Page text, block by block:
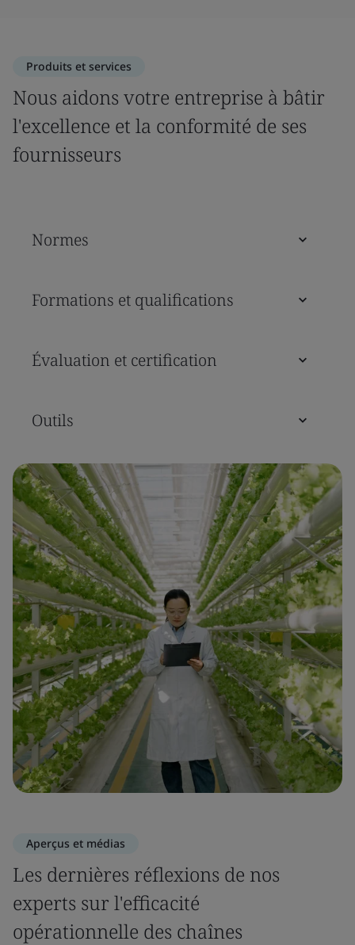
Produits et services
Nous aidons votre entreprise à bâtir
l'excellence et la conformité de ses
fournisseurs
Normes
Formations et qualifications
Évaluation et certification
Outils
Aperçus et médias
Les dernières réflexions de nos
experts sur l'efficacité
opérationnelle des chaînes